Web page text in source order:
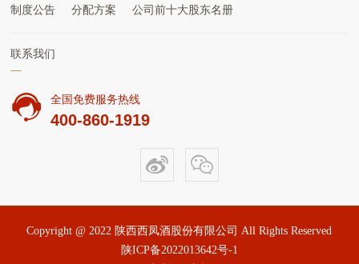
制度公告 分配方案 公司前十大股东名册
联系我们
全国免费服务热线
400-860-1919
Copyright @ 2022 陕西西凤酒股份有限公司 All Rights Reserved
陕ICP备2022013642号-1